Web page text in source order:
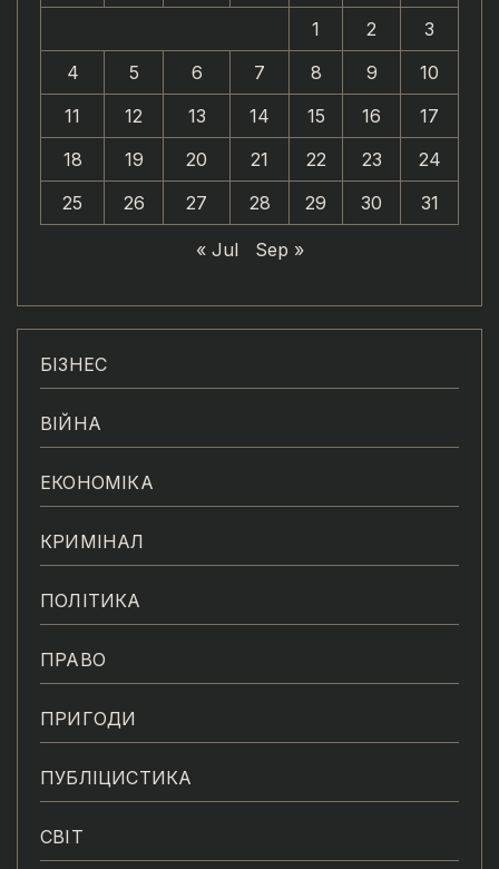
1 2
3
4
5 6 7 8 9
10
11
12 13 14 15 16
17
18
19 20 21 22 23
24
25
26 27 28 29 30 31
« Jul Sep »
БІЗНЕС
ВІЙНА
ЕКОНОМІКА
КРИМІНАЛ
ПОЛІТИКА
ПРАВО
ПРИГОДИ
ПУБЛІЦИСТИКА
СВІТ